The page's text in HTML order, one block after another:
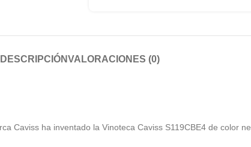
DESCRIPCIÓNVALORACIONES (0)
Caviss ha inventado la Vinoteca Caviss S119CBE4 de color